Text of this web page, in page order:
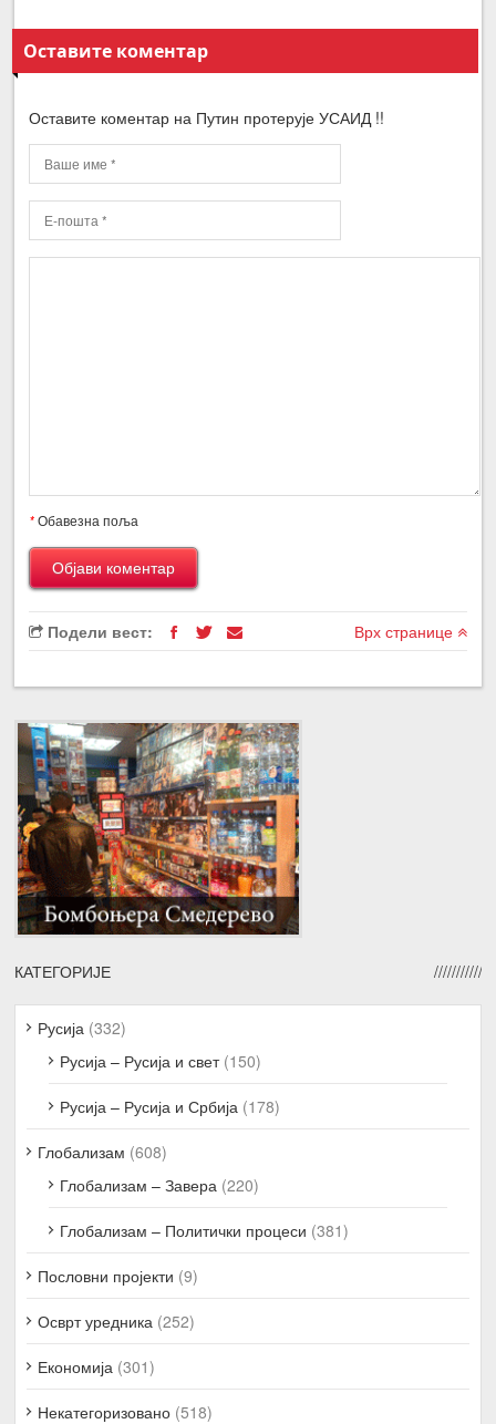
Оставите коментар
Оставите коментар на Путин протерује УСАИД !!
*Обавезна поља
Подели вест: Врх странице
КАТЕГОРИЈЕ
Русија (332)
Русија – Русија и свет(150)
Русија – Русија и Србија (178)
Глобализам (608)
Глобализам – Завера (220)
Глобализам – Политички процеси (381)
Пословни пројекти (9)
Осврт уредника (252)
Економија (301)
Некатегоризовано (518)